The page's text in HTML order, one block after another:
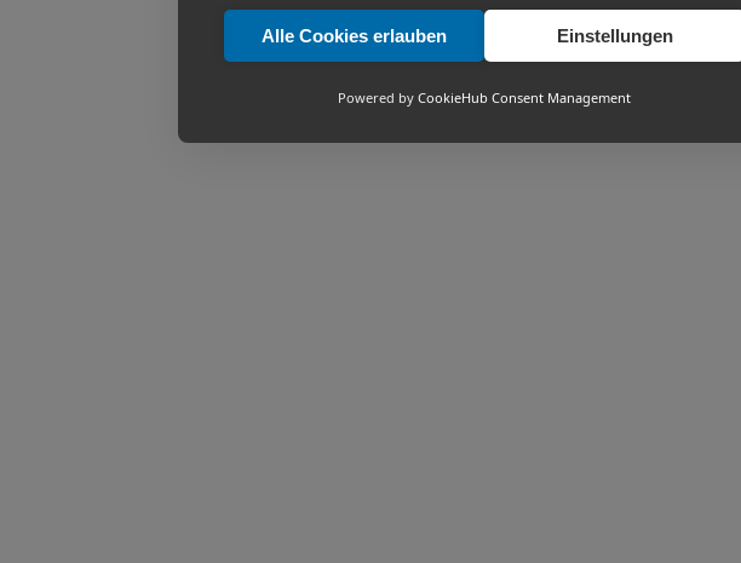
Alle Cookies erlauben Einstellungen
Powered by CookieHub Consent Management